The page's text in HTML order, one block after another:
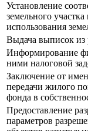
Установление
земельного
использования
Выдача выписок из
Информирование
ними налоговой
Заключение от
передачи жилого
фонда в
Предоставление
параметров